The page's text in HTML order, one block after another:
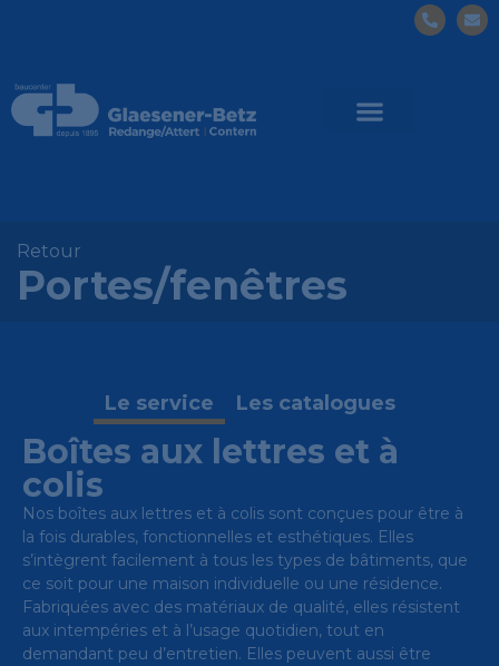
Retour
Portes/fenêtres
Le service Les catalogues
Boîtes aux lettres et à
colis
Nos boîtes aux lettres et à colis sont conçues pour être à
la fois durables, fonctionnelles et esthétiques. Elles
s’intègrent facilement à tous les types de bâtiments, que
ce soit pour une maison individuelle ou une résidence.
Fabriquées avec des matériaux de qualité, elles résistent
aux intempéries et à l’usage quotidien, tout en
demandant peu d’entretien. Elles peuvent aussi être